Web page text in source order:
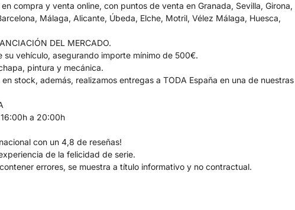
compra y venta online, con puntos de venta en Granada, Sevilla, Girona,
Málaga, Alicante, Úbeda, Elche, Motril, Vélez Málaga, Huesca,
DEL MERCADO.
su vehículo, asegurando importe mínimo de 500€.
pintura y mecánica.
stock, además, realizamos entregas a TODA España en una de nuestras
a 20:00h
con un 4,8 de reseñas!
de la felicidad de serie.
errores, se muestra a título informativo y no contractual.